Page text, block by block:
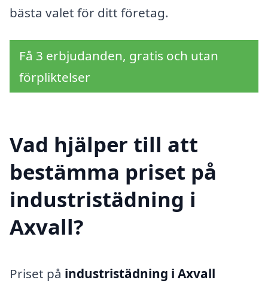
bästa valet för ditt företag.
Få 3 erbjudanden, gratis och utan
förpliktelser
Vad hjälper till att
bestämma priset på
industristädning i
Axvall?
Priset på industristädning i Axvall